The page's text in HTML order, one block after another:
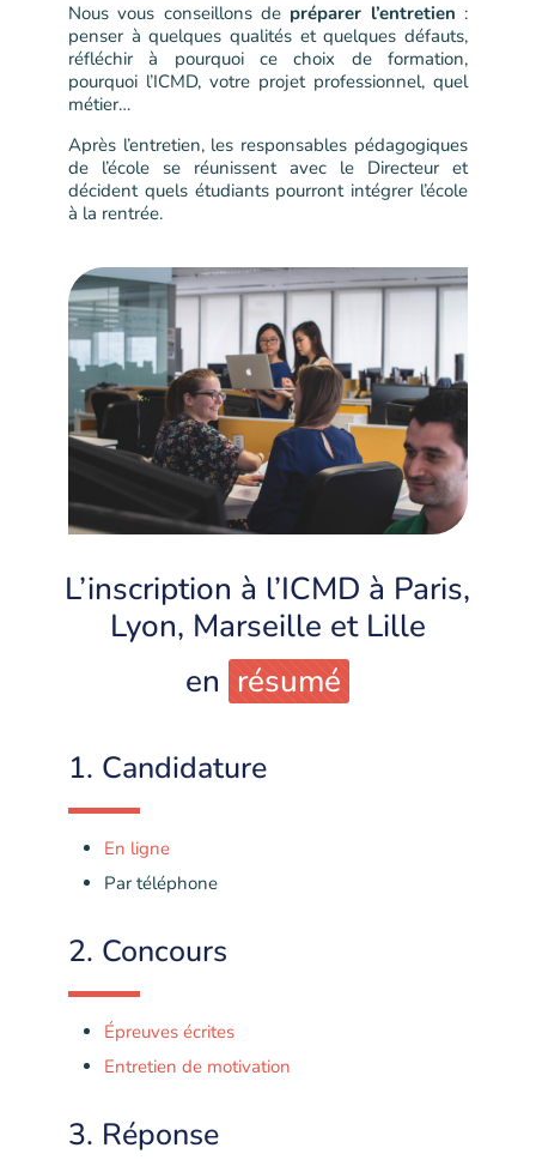
Nous vous conseillons de préparer l’entretien :
penser à quelques qualités et quelques défauts,
réfléchir à pourquoi ce choix de formation,
pourquoi l’ICMD, votre projet professionnel, quel
métier…
Après l’entretien, les responsables pédagogiques
de l’école se réunissent avec le Directeur et
décident quels étudiants pourront intégrer l’école
à la rentrée.
L’inscription à l’ICMD à Paris,
Lyon, Marseille et Lille
en résumé
1. Candidature
En ligne
Par téléphone
2. Concours
Épreuves écrites
Entretien de motivation
3. Réponse